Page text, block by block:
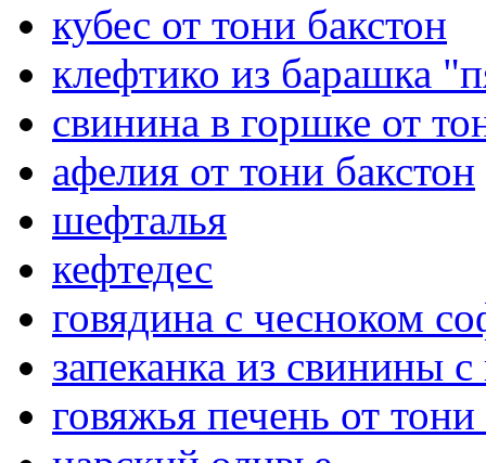
кубес от тони бакстон
клефтико из барашка
свинина в горшке от
афелия от тони бакстон
шефталья
кефтедес
говядина с чесноком
запеканка из свинины
говяжья печень от тони